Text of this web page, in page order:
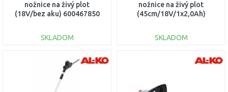
nožnice na živý plot
(18V/bez aku) 600467850
SKLADOM
DO KOŠÍKA
Porovnať
nožnice na živý plot
(45cm/18V/1x2,0Ah)
SKLADOM
DO KOŠÍKA